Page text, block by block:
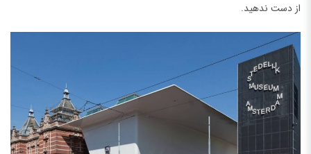
از دست ندهید.